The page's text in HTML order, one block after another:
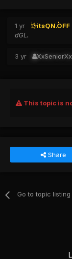
1 yr itsON.OFF
dGL.
3 yr XxSeniorXx
This topic is
Share
Go to topic listing